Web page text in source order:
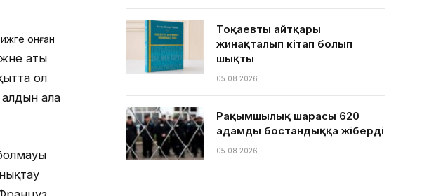
қонған
аты
ол
алдын ала
Тоқаевтың айтқары
жинақталып кітап болып
шықты
05.08.2026
Рақымшылық шарасы 620
адамды бостандыққа жіберді
05.08.2026